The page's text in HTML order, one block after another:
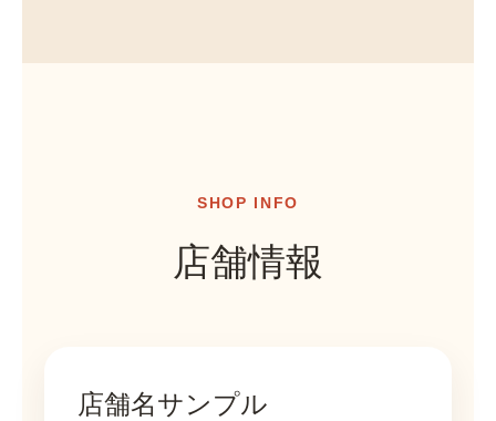
SHOP INFO
店舗情報
店舗名サンプル